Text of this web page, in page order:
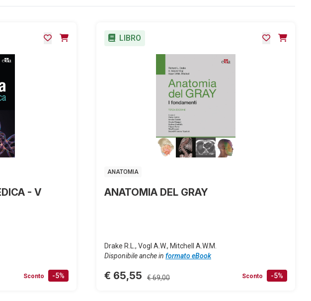
- V
Sconto -5%
LIBRO
ANATOMIA
ANATOMIA DEL GRAY
Drake R.L., Vogl A.W., Mitchell A.W.M.
Disponibile anche in formato eBook
€ 65,55 € 69,00 Sconto -5%